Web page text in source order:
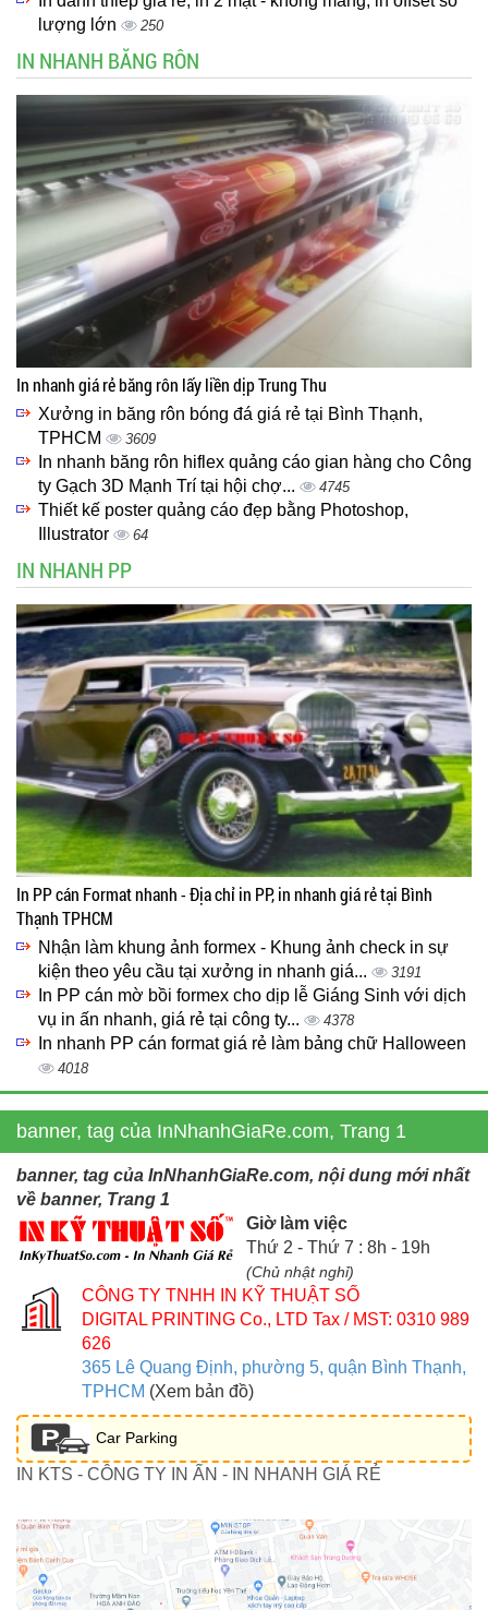
lượng lớn
250
IN NHANH BĂNG RÔN
In nhanh giá rẻ băng rôn lấy liền dịp Trung Thu
Xưởng in băng rôn bóng đá giá rẻ tại Bình Thạnh,
TPHCM
3609
In nhanh băng rôn hiflex quảng cáo gian hàng cho Công
ty Gạch 3D Mạnh Trí tại hội chợ...
4745
Thiết kế poster quảng cáo đẹp bằng Photoshop,
Illustrator
64
IN NHANH PP
In PP cán Format nhanh - Địa chỉ in PP, in nhanh giá rẻ tại Bình
Thạnh TPHCM
Nhận làm khung ảnh formex - Khung ảnh check in sự
kiện theo yêu cầu tại xưởng in nhanh giá...
3191
In PP cán mờ bồi formex cho dịp lễ Giáng Sinh với dịch
vụ in ấn nhanh, giá rẻ tại công ty...
4378
In nhanh PP cán format giá rẻ làm bảng chữ Halloween
4018
banner, tag của InNhanhGiaRe.com, Trang 1
banner, tag của InNhanhGiaRe.com, nội dung mới nhất
về banner, Trang 1
Giờ làm việc
Thứ 2 - Thứ 7 : 8h - 19h
(Chủ nhật nghỉ)
CÔNG TY TNHH IN KỸ THUẬT SỐ
DIGITAL PRINTING Co., LTD Tax / MST: 0310 989
626
365 Lê Quang Định, phường 5, quận Bình Thạnh,
TPHCM (Xem bản đồ)
Car Parking
IN KTS - CÔNG TY IN ẤN - IN NHANH GIÁ RẺ